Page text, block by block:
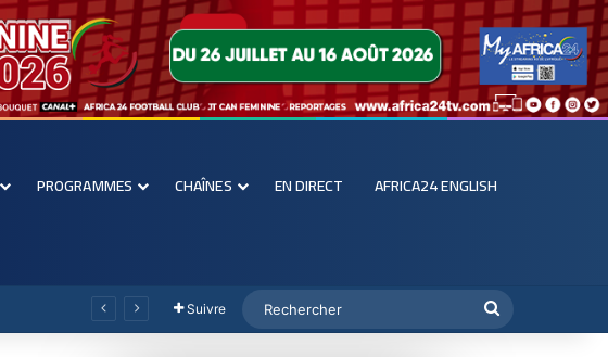
PROGRAMMES CHAÎNES EN DIRECT AFRICA24 ENGLISH
Suivre